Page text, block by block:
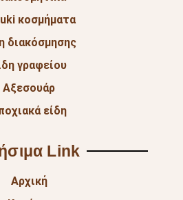
κοσμήματα
διακόσμησης
γραφείου
Αξεσουάρ
είδη
Link
Αρχική